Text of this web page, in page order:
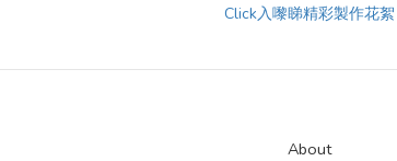
Click入嚟睇精彩製作花絮
About